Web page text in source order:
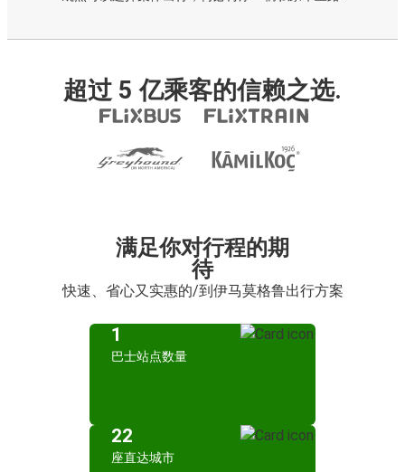
超过 5 亿乘客的信赖之选.
满足你对行程的期
待
快速、省心又实惠的/到伊马莫格鲁出行方案
1
巴士站点数量
22
座直达城市